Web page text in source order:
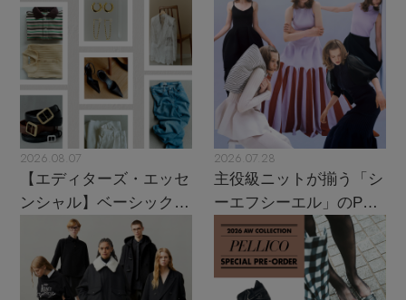
2026.08.07
【エディターズ・エッセ
ンシャル】ベーシックと
トレンドが交差する16の
2026.07.28
主役級ニットが揃う「シ
ーエフシーエル」のPOP
UPがスタート